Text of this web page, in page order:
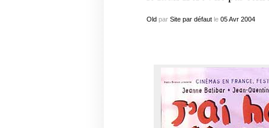
Old par Site par défautle 05 Avr 2004